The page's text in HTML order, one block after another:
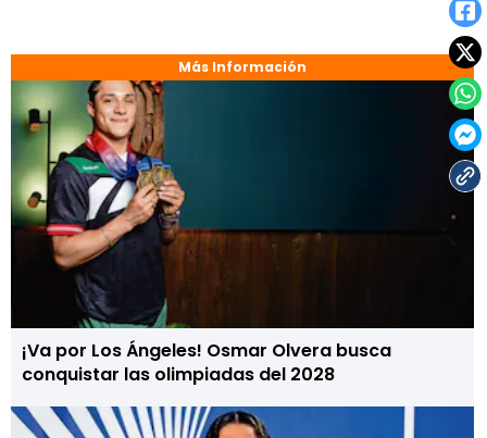
Más Información
¡Va por Los Ángeles! Osmar Olvera busca
conquistar las olimpiadas del 2028